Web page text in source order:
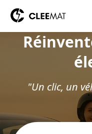
"Un clic, un